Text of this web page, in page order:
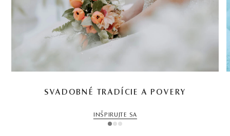
SVADOBNÉ TRADÍCIE A POVERY
INŠPIRUJTE SA
1 2 3